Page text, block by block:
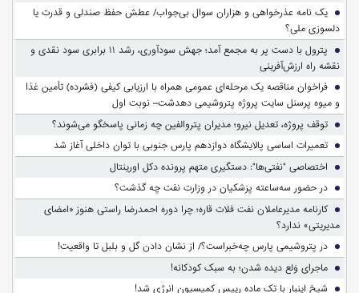
یک نامه عذرخواهی و هزاران سوال بی‌جواب/ عطش حفظ صندلی و قدرت یا
دلسوزی ملی؟
پترول با دست پر به مجمع آمد؛ جهش سودآوری، رشد ۱۱ برابری سود نقدی و
نقشه راه ارزش‌آفرینی
فراخوان مناقصه یک مرحله‌ای عمومی همراه با ارزیابی کیفی (فشرده) تأمین غذا
و میوه پرسنل سایت پروژه پتروشیمی دهدشت– نوبت اول
توقف پروژه، تعدیل نیرو؛ مدیران پتروالفین چه زمانی پاسخگو می‌شوند؟
تعمیرات اساسی پالایشگاه دوازدهم پارس جنوبی با توان داخلی آغاز شد
اختصاصی "نفتی‌ها": دستگیری متهم پرونده دکل اورینتال
در حضور سه‌ساعته پزشکیان در وزارت نفت چه گذشت؟
کارنامه مدیرعاملان نفت فلات قاره؛ چرا دوره احمدرضا راستی هنوز «امضای
مدیریتی» ندارد؟
در پتروشیمی پارس چه‌خبراست؟/ از نشان دادن گل و بلبل تا واقعیت!
ماجرای وَلع دیده شدن؛ به سبک کودکانه!
شیخ اینبار با تک ماده رییس کمیسیون انرژی شد!